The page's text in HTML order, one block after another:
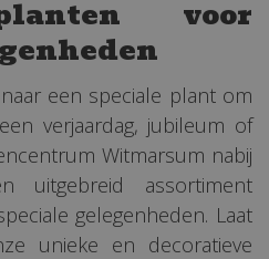
voor
een speciale plant om
verjaardag, jubileum of
Witmarsum nabij
uitgebreid assortiment
gelegenheden. Laat
unieke en decoratieve